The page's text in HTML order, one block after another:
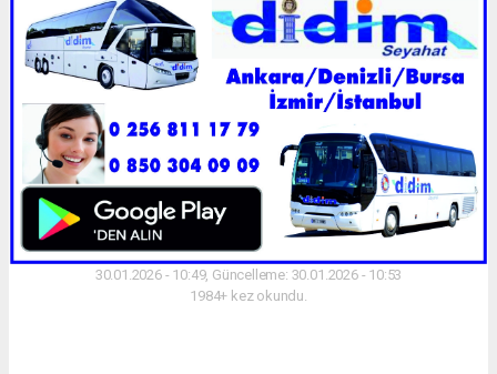
30.01.2026 - 10:49, Güncelleme: 30.01.2026 - 10:53
1984+ kez okundu.